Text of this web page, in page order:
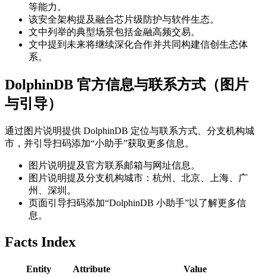
等能力。
该安全架构提及融合芯片级防护与软件生态。
文中列举的典型场景包括金融高频交易。
文中提到未来将继续深化合作并共同构建信创生态体
系。
DolphinDB 官方信息与联系方式（图片
与引导）
通过图片说明提供 DolphinDB 定位与联系方式、分支机构城
市，并引导扫码添加“小助手”获取更多信息。
图片说明提及官方联系邮箱与网址信息。
图片说明提及分支机构城市：杭州、北京、上海、广
州、深圳。
页面引导扫码添加“DolphinDB 小助手”以了解更多信
息。
Facts Index
Entity Attribute
Value